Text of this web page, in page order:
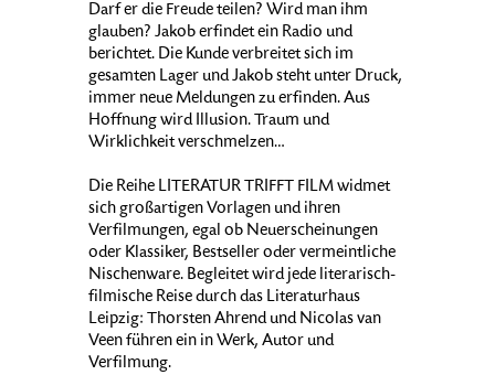
Darf er die Freude teilen? Wird man ihm
glauben? Jakob erfindet ein Radio und
berichtet. Die Kunde verbreitet sich im
gesamten Lager und Jakob steht unter Druck,
immer neue Meldungen zu erfinden. Aus
Hoffnung wird Illusion. Traum und
Wirklichkeit verschmelzen…
Die Reihe LITERATUR TRIFFT FILM widmet
sich großartigen Vorlagen und ihren
Verfilmungen, egal ob Neuerscheinungen
oder Klassiker, Bestseller oder vermeintliche
Nischenware. Begleitet wird jede literarisch-
filmische Reise durch das Literaturhaus
Leipzig: Thorsten Ahrend und Nicolas van
Veen führen ein in Werk, Autor und
Verfilmung.